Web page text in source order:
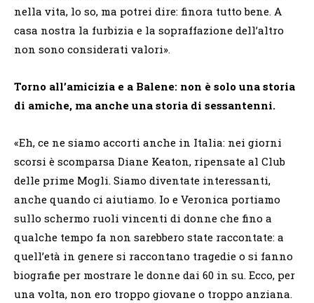
nella vita, lo so, ma potrei dire: finora tutto bene. A
casa nostra la furbizia e la sopraffazione dell’altro
non sono considerati valori».
Torno all’amicizia e a Balene: non è solo una storia
di amiche, ma anche una storia di sessantenni.
«Eh, ce ne siamo accorti anche in Italia: nei giorni
scorsi è scomparsa Diane Keaton, ripensate al Club
delle prime Mogli. Siamo diventate interessanti,
anche quando ci aiutiamo. Io e Veronica portiamo
sullo schermo ruoli vincenti di donne che fino a
qualche tempo fa non sarebbero state raccontate: a
quell’età in genere si raccontano tragedie o si fanno
biografie per mostrare le donne dai 60 in su. Ecco, per
una volta, non ero troppo giovane o troppo anziana.